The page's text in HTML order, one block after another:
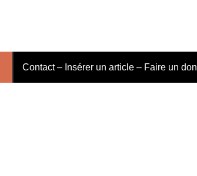
Contact – Insérer un article – Faire un don